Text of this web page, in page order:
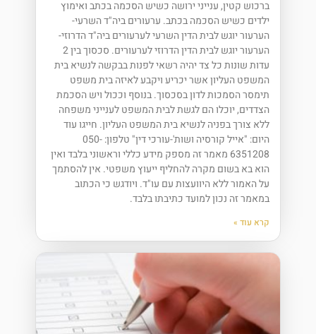
ברכוש קטין, ענייני ירושה כשיש הסכמה בכתב ואימוץ
ילדים כשיש הסכמה בכתב. ערעורים ביה"ד השרעי-
הערעור יוגש לבית הדין השרעי לערעורים ביה"ד הדרוזי-
הערעור יוגש לבית הדין הדרוזי לערעורים. סכסוך בין 2
עדות שונות כל צד יהיה רשאי לפנות בבקשה לנשיא בית
המשפט העליון אשר יכריע ויקבע לאיזה בית משפט
תימסר הסמכות לדון בסכסוך. בנוסף וככול ויש הסכמת
הצדדים, יוכלו הם לגשת לבית המשפט לענייני משפחה
ללא צורך בפניה לנשיא בית המשפט העליון. חייגו עוד
היום: "אייל קורסיה ושות'-עורכי דין" טלפון: 050-
6351208 מאמר זה מספק מידע כללי וראשוני בלבד ואין
הוא בא בשום מקרה להחליף ייעוץ משפטי. אין להסתמך
על האמור ללא היוועצות עם עו"ד. ויודגש כי הכתוב
במאמר זה נכון למועד כתיבתו בלבד.
קרא עוד »